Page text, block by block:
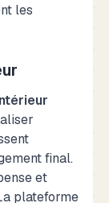
les
final.
et
plateforme